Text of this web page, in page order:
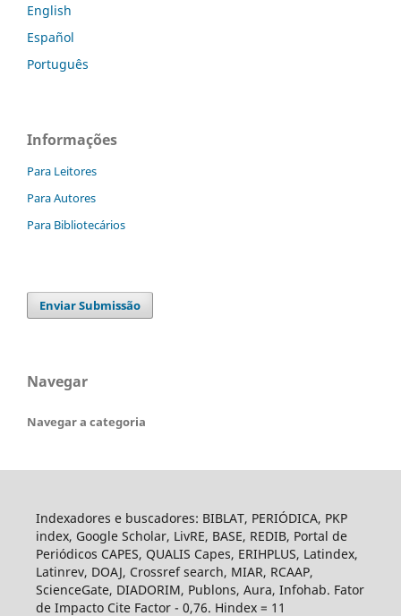
English
Español
Português
Informações
Para Leitores
Para Autores
Para Bibliotecários
Enviar Submissão
Navegar
Navegar a categoria
Indexadores e buscadores: BIBLAT, PERIÓDICA, PKP
index, Google Scholar, LivRE, BASE, REDIB, Portal de
Periódicos CAPES, QUALIS Capes, ERIHPLUS, Latindex,
Latinrev, DOAJ, Crossref search, MIAR, RCAAP,
ScienceGate, DIADORIM, Publons, Aura, Infohab. Fator
de Impacto Cite Factor - 0,76. Hindex = 11